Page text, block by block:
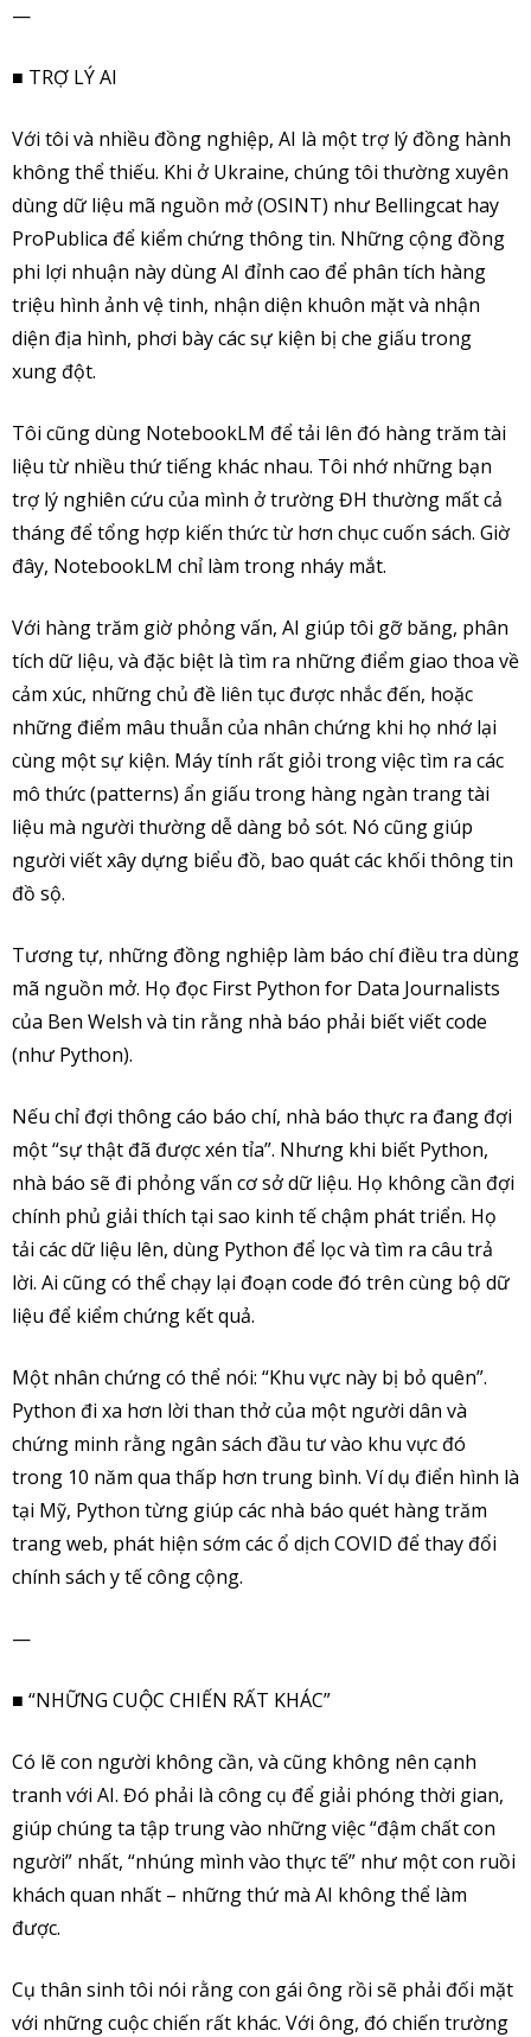
—
■ TRỢ LÝ AI
Với tôi và nhiều đồng nghiệp, AI là một trợ lý đồng hành
không thể thiếu. Khi ở Ukraine, chúng tôi thường xuyên
dùng dữ liệu mã nguồn mở (OSINT) như Bellingcat hay
ProPublica để kiểm chứng thông tin. Những cộng đồng
phi lợi nhuận này dùng AI đỉnh cao để phân tích hàng
triệu hình ảnh vệ tinh, nhận diện khuôn mặt và nhận
diện địa hình, phơi bày các sự kiện bị che giấu trong
xung đột.
Tôi cũng dùng NotebookLM để tải lên đó hàng trăm tài
liệu từ nhiều thứ tiếng khác nhau. Tôi nhớ những bạn
trợ lý nghiên cứu của mình ở trường ĐH thường mất cả
tháng để tổng hợp kiến thức từ hơn chục cuốn sách. Giờ
đây, NotebookLM chỉ làm trong nháy mắt.
Với hàng trăm giờ phỏng vấn, AI giúp tôi gỡ băng, phân
tích dữ liệu, và đặc biệt là tìm ra những điểm giao thoa về
cảm xúc, những chủ đề liên tục được nhắc đến, hoặc
những điểm mâu thuẫn của nhân chứng khi họ nhớ lại
cùng một sự kiện. Máy tính rất giỏi trong việc tìm ra các
mô thức (patterns) ẩn giấu trong hàng ngàn trang tài
liệu mà người thường dễ dàng bỏ sót. Nó cũng giúp
người viết xây dựng biểu đồ, bao quát các khối thông tin
đồ sộ.
Tương tự, những đồng nghiệp làm báo chí điều tra dùng
mã nguồn mở. Họ đọc First Python for Data Journalists
của Ben Welsh và tin rằng nhà báo phải biết viết code
(như Python).
Nếu chỉ đợi thông cáo báo chí, nhà báo thực ra đang đợi
một “sự thật đã được xén tỉa”. Nhưng khi biết Python,
nhà báo sẽ đi phỏng vấn cơ sở dữ liệu. Họ không cần đợi
chính phủ giải thích tại sao kinh tế chậm phát triển. Họ
tải các dữ liệu lên, dùng Python để lọc và tìm ra câu trả
lời. Ai cũng có thể chạy lại đoạn code đó trên cùng bộ dữ
liệu để kiểm chứng kết quả.
Một nhân chứng có thể nói: “Khu vực này bị bỏ quên”.
Python đi xa hơn lời than thở của một người dân và
chứng minh rằng ngân sách đầu tư vào khu vực đó
trong 10 năm qua thấp hơn trung bình. Ví dụ điển hình là
tại Mỹ, Python từng giúp các nhà báo quét hàng trăm
trang web, phát hiện sớm các ổ dịch COVID để thay đổi
chính sách y tế công cộng.
—
■ “NHỮNG CUỘC CHIẾN RẤT KHÁC”
Có lẽ con người không cần, và cũng không nên cạnh
tranh với AI. Đó phải là công cụ để giải phóng thời gian,
giúp chúng ta tập trung vào những việc “đậm chất con
người” nhất, “nhúng mình vào thực tế” như một con ruồi
khách quan nhất – những thứ mà AI không thể làm
được.
Cụ thân sinh tôi nói rằng con gái ông rồi sẽ phải đối mặt
với những cuộc chiến rất khác. Với ông, đó chiến trường